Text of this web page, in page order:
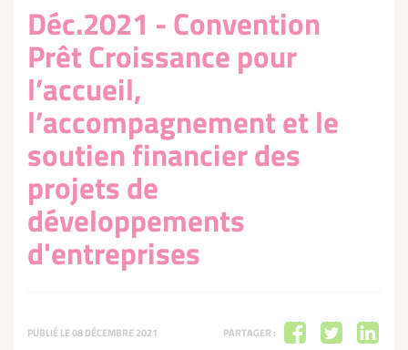
Déc.2021 - Convention
Prêt Croissance pour
l’accueil,
l’accompagnement et le
soutien financier des
projets de
développements
d'entreprises
PUBLIÉ LE 08 DÉCEMBRE 2021 PARTAGER :